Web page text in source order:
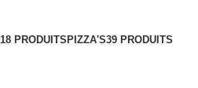
18 PRODUITS PIZZA'S39 PRODUITS